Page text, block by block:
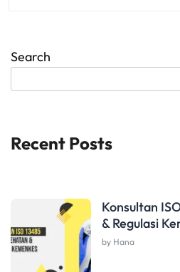
Search
Recent Posts
Konsultan
& Regulasi
by Hana